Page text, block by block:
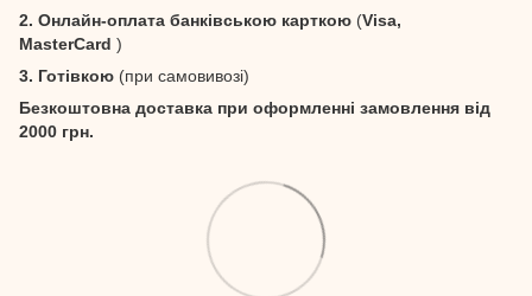
2. Онлайн-оплата банківською карткою (Visa,
MasterCard )
3. Готівкою (при самовивозі)
Безкоштовна доставка при оформленні замовлення від
2000 грн.